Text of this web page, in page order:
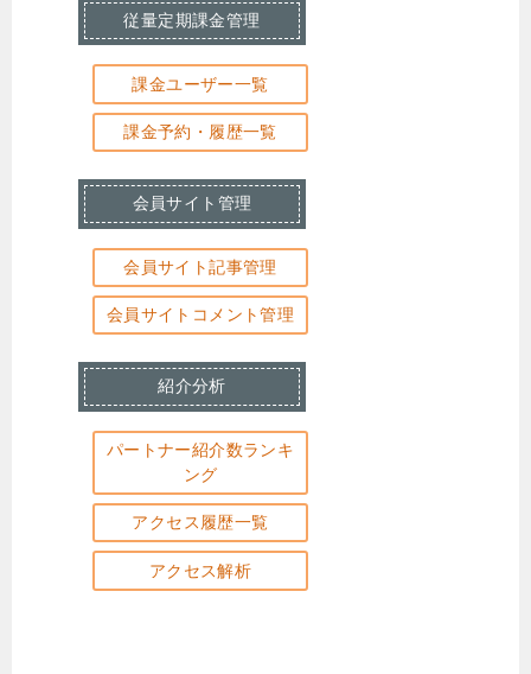
従量定期課金管理
課金ユーザー一覧
課金予約・履歴一覧
会員サイト管理
会員サイト記事管理
会員サイトコメント管理
紹介分析
パートナー紹介数ランキ
ング
アクセス履歴一覧
アクセス解析